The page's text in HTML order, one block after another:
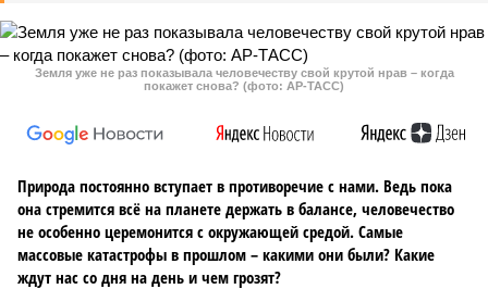
Земля уже не раз показывала человечеству свой крутой нрав – когда
покажет снова? (фото: АР-ТАСС)
Природа постоянно вступает в противоречие с нами. Ведь пока
она стремится всё на планете держать в балансе, человечество
не особенно церемонится с окружающей средой. Самые
массовые катастрофы в прошлом – какими они были? Какие
ждут нас со дня на день и чем грозят?